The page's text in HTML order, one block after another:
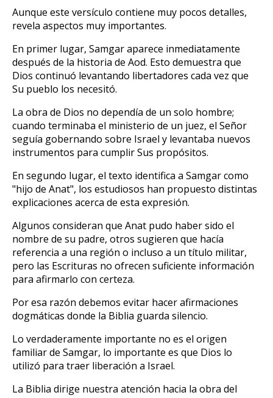
Aunque este versículo contiene muy pocos detalles,
revela aspectos muy importantes.
En primer lugar, Samgar aparece inmediatamente
después de la historia de Aod. Esto demuestra que
Dios continuó levantando libertadores cada vez que
Su pueblo los necesitó.
La obra de Dios no dependía de un solo hombre;
cuando terminaba el ministerio de un juez, el Señor
seguía gobernando sobre Israel y levantaba nuevos
instrumentos para cumplir Sus propósitos.
En segundo lugar, el texto identifica a Samgar como
"hijo de Anat", los estudiosos han propuesto distintas
explicaciones acerca de esta expresión.
Algunos consideran que Anat pudo haber sido el
nombre de su padre, otros sugieren que hacía
referencia a una región o incluso a un título militar,
pero las Escrituras no ofrecen suficiente información
para afirmarlo con certeza.
Por esa razón debemos evitar hacer afirmaciones
dogmáticas donde la Biblia guarda silencio.
Lo verdaderamente importante no es el origen
familiar de Samgar, lo importante es que Dios lo
utilizó para traer liberación a Israel.
La Biblia dirige nuestra atención hacia la obra del